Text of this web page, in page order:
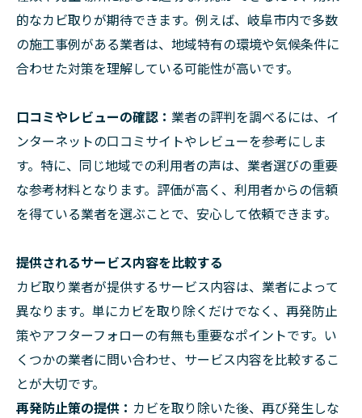
的なカビ取りが期待できます。例えば、岐阜市内で多数
の施工事例がある業者は、地域特有の環境や気候条件に
合わせた対策を理解している可能性が高いです。
口コミやレビューの確認： 業者の評判を調べるには、イ
ンターネットの口コミサイトやレビューを参考にしま
す。特に、同じ地域での利用者の声は、業者選びの重要
な参考材料となります。評価が高く、利用者からの信頼
を得ている業者を選ぶことで、安心して依頼できます。
提供されるサービス内容を比較する
カビ取り業者が提供するサービス内容は、業者によって
異なります。単にカビを取り除くだけでなく、再発防止
策やアフターフォローの有無も重要なポイントです。い
くつかの業者に問い合わせ、サービス内容を比較するこ
とが大切です。
再発防止策の提供： カビを取り除いた後、再び発生しな